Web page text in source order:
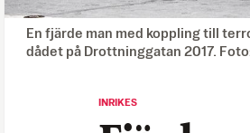
En fjärde man med koppling till
dådet på Drottninggatan 2017.
INRIKES